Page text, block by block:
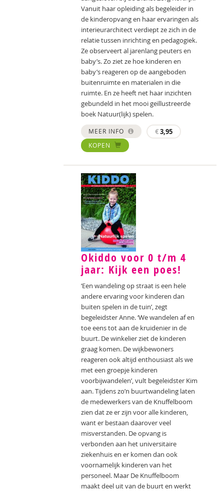
Vanuit haar opleiding als begeleider in
de kinderopvang en haar ervaringen als
interieurarchitect verdiept ze zich in de
relatie tussen inrichting en pedagogiek.
Ze observeert al jarenlang peuters en
baby’s. Zo ziet ze hoe kinderen en
baby’s reageren op de aangeboden
buitenruimte en materialen in die
ruimte. En ze heeft net haar inzichten
gebundeld in het mooi geïllustreerde
boek Natuur(lijk) spelen.
MEER INFO €3,95
KOPEN
Okiddo voor 0 t/m 4
jaar: Kijk een poes!
‘Een wandeling op straat is een hele
andere ervaring voor kinderen dan
buiten spelen in de tuin’, zegt
begeleidster Anne. ‘We wandelen af en
toe eens tot aan de kruidenier in de
buurt. De winkelier ziet de kinderen
graag komen. De wijkbewoners
reageren ook altijd enthousiast als we
met een groepje kinderen
voorbijwandelen’, vult begeleidster Kim
aan. Tijdens zo’n buurtwandeling laten
de medewerkers van de Knuffelboom
zien dat ze er zijn voor alle kinderen,
want er bestaan daarover veel
misverstanden. De opvang is
verbonden aan het universitaire
ziekenhuis en er komen dan ook
voornamelijk kinderen van het
personeel. Maar De Knuffelboom
maakt deel uit van de buurt en werkt